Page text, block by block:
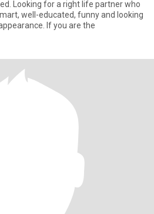
Looking for a right life partner who
well-educated, funny and looking
If you are the